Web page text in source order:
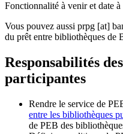
Fonctionnalité à venir et date à
Vous pouvez aussi prpg [at]
du prêt entre bibliothèques de
Responsabilités
participantes
Rendre le service de
entre les bibliothèques
de PEB des